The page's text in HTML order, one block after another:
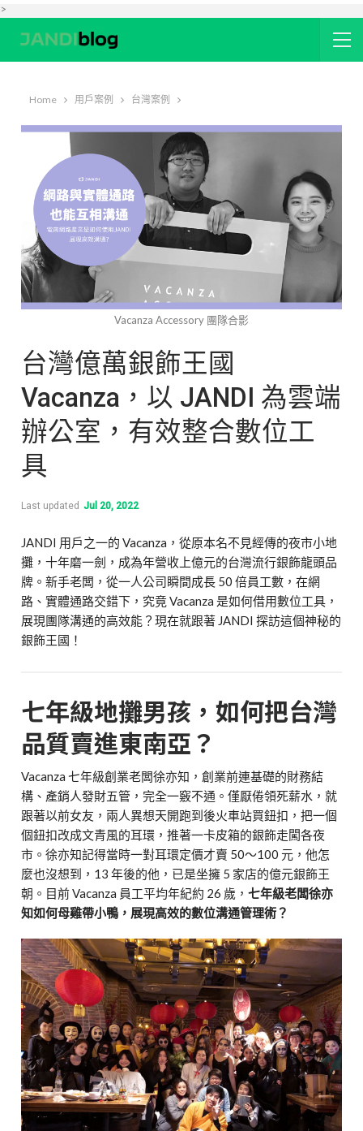
>
Home 用戶案例 台灣案例
Vacanza Accessory 團隊合影
台灣億萬銀飾王國
Vacanza，以 JANDI 為雲端
辦公室，有效整合數位工
具
Last updated Jul 20, 2022
JANDI 用戶之一的 Vacanza，從原本名不見經傳的夜市小地
攤，十年磨一劍，成為年營收上億元的台灣流行銀飾龍頭品
牌。新手老闆，從一人公司瞬間成長 50 倍員工數，在網
路、實體通路交錯下，究竟 Vacanza 是如何借用數位工具，
展現團隊溝通的高效能？現在就跟著 JANDI 探訪這個神秘的
銀飾王國！
七年級地攤男孩，如何把台灣
品質賣進東南亞？
Vacanza 七年級創業老闆徐亦知，創業前連基礎的財務結
構、產銷人發財五管，完全一竅不通。僅厭倦領死薪水，就
跟著以前女友，兩人異想天開跑到後火車站買鈕扣，把一個
個鈕扣改成文青風的耳環，推著一卡皮箱的銀飾走闖各夜
市。徐亦知記得當時一對耳環定價才賣 50～100 元，他怎
麼也沒想到，13 年後的他，已是坐擁 5 家店的億元銀飾王
朝。目前 Vacanza 員工平均年紀約 26 歲，七年級老闆徐亦
知如何母雞帶小鴨，展現高效的數位溝通管理術？